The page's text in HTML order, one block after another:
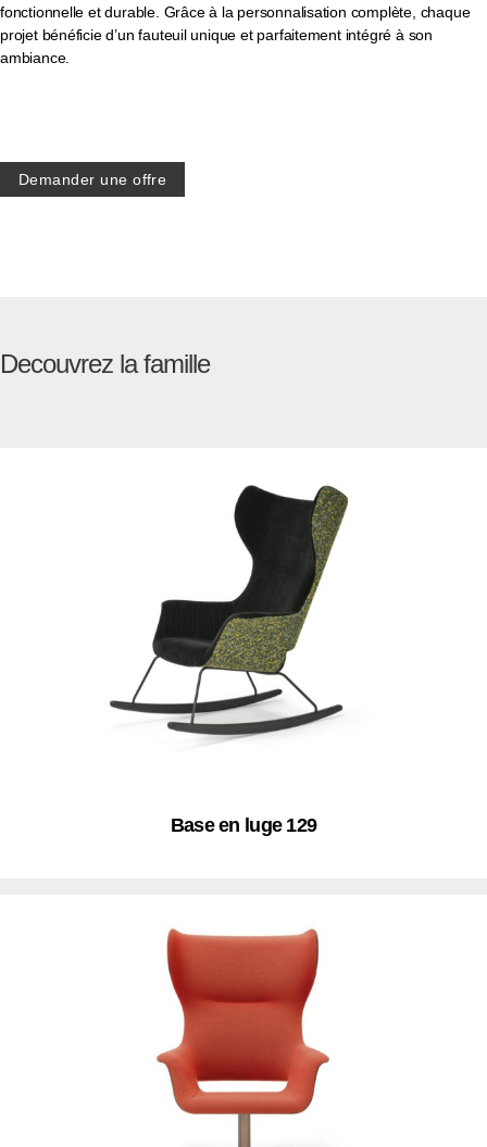
fonctionnelle et durable. Grâce à la personnalisation complète, chaque
projet bénéficie d’un fauteuil unique et parfaitement intégré à son
ambiance.
Demander une offre
Decouvrez la famille
Base en luge 129